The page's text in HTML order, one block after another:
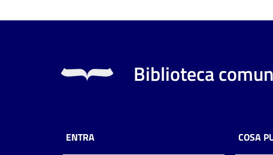
Biblioteca
ENTRA COSA